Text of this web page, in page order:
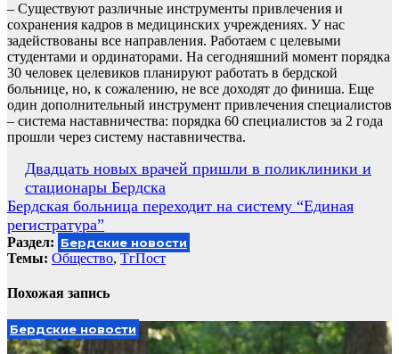
– Существуют различные инструменты привлечения и
сохранения кадров в медицинских учреждениях. У нас
задействованы все направления. Работаем с целевыми
студентами и ординаторами. На сегодняшний момент порядка
30 человек целевиков планируют работать в бердской
больнице, но, к сожалению, не все доходят до финиша. Еще
один дополнительный инструмент привлечения специалистов
– система наставничества: порядка 60 специалистов за 2 года
прошли через систему наставничества.
Навигация
по
записям
Двадцать новых врачей пришли в поликлиники и
стационары Бердска
Бердская больница переходит на систему “Единая
регистратура”
Раздел: Бердские новости
Темы: Общество, ТгПост
Похожая запись
Бердские новости